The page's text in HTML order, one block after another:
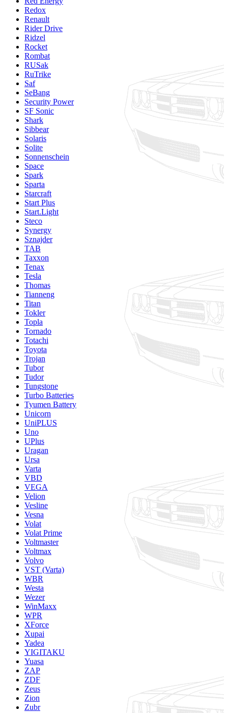
Redox
Renault
Rider Drive
Ridzel
Rocket
Rombat
RUSak
RuTrike
Saf
SeBang
Security Power
SF Sonic
Shark
Sibbear
Solaris
Solite
Sonnenschein
Space
Spark
Sparta
Starcraft
Start Plus
Start.Light
Steco
Synergy
Sznajder
TAB
Taxxon
Tenax
Tesla
Thomas
Tianneng
Titan
Tokler
Topla
Tornado
Totachi
Toyota
Trojan
Tubor
Tudor
Tungstone
Turbo Batteries
Tyumen Battery
Unicorn
UniPLUS
Uno
UPlus
Uragan
Ursa
Varta
VBD
VEGA
Velion
Vesline
Vesna
Volat
Volat Prime
Voltmaster
Voltmax
Volvo
VST (Varta)
WBR
Westa
Wezer
WinMaxx
WPR
XForce
Xupai
Yadea
YIGITAKU
Yuasa
ZAP
ZDF
Zeus
Zion
Zubr